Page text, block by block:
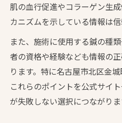
肌の血行促進やコラーゲン生
カニズムを示している情報は
また、施術に使用する鍼の種
者の資格や経験なども情報の
ります。特に名古屋市北区金
これらのポイントを公式サイ
が失敗しない選択につながりま